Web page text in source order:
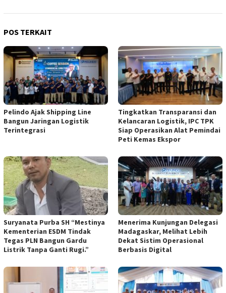
POS TERKAIT
‎Pelindo Ajak Shipping Line
Bangun Jaringan Logistik
Terintegrasi
Tingkatkan Transparansi dan
Kelancaran Logistik, ‎IPC TPK
Siap Operasikan Alat Pemindai
Peti Kemas Ekspor ‎
Suryanata Purba SH “Mestinya
Kementerian ESDM Tindak
Tegas PLN Bangun Gardu
Listrik Tanpa Ganti Rugi.”
Menerima Kunjungan Delegasi
Madagaskar, Melihat Lebih
Dekat Sistim Operasional
Berbasis Digital ‎